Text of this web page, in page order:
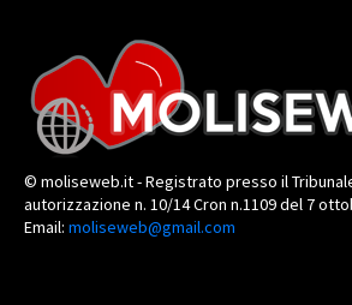
© moliseweb.it - Registrato presso il
autorizzazione n. 10/14 Cron n.1109 del 7
Email: moliseweb@gmail.com